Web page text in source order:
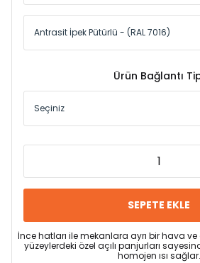
Ürün Bağlantı
SEPETE EKLE
İnce hatları ile mekanlara ayrı bir hava ve
yüzeylerdeki özel açılı panjurları
homojen ısı sağlar.